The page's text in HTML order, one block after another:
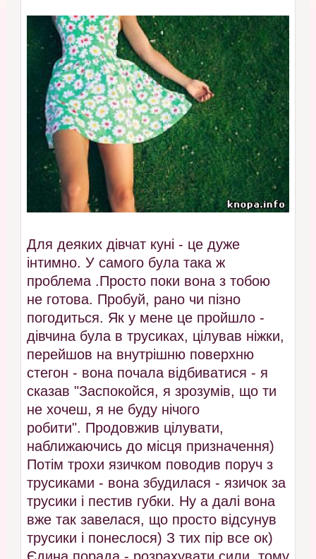
Для деяких дівчат куні - це дуже
інтимно. У самого була така ж
проблема .Просто поки вона з тобою
не готова. Пробуй, рано чи пізно
погодиться. Як у мене це пройшло -
дівчина була в трусиках, цілував ніжки,
перейшов на внутрішню поверхню
стегон - вона почала відбиватися - я
сказав "Заспокойся, я зрозумів, що ти
не хочеш, я не буду нічого
робити". Продовжив цілувати,
наближаючись до місця призначення)
Потім трохи язичком поводив поруч з
трусиками - вона збудилася - язичок за
трусики і пестив губки. Ну а далі вона
вже так завелася, що просто відсунув
трусики і понеслося) З тих пір все ок)